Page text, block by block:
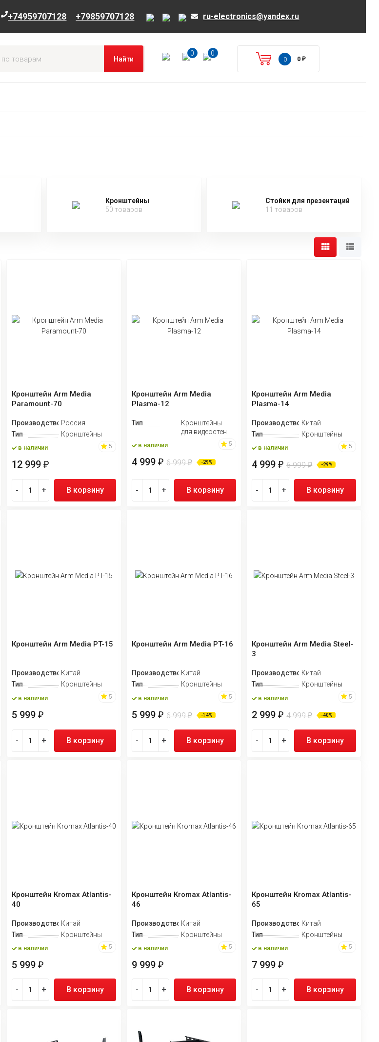
+74959707128 +79859707128 ru-electronics@yandex.ru
Найти
0 0
0 0₽
Кронштейны
50 товаров
Стойки для презентаций
11 товаров
Кронштейн Arm Media
Paramount-70
Производство Россия
Тип
Кронштейны
в наличии 5
12 999 ₽
- + В корзину
Кронштейн Arm Media
Plasma-12
Тип
Кронштейны
для видеостен
в наличии 5
4 999₽ 6 999₽ -29%
- + В корзину
Кронштейн Arm Media
Plasma-14
Производство Китай
Тип
Кронштейны
в наличии 5
4 999₽ 6 999₽ -29%
- + В корзину
Кронштейн Arm Media PT-15
Производство Китай
Тип
Кронштейны
в наличии 5
5 999 ₽
- + В корзину
Кронштейн Arm Media PT-16
Производство Китай
Тип
Кронштейны
в наличии 5
5 999₽ 6 999₽ -14%
- + В корзину
Кронштейн Arm Media Steel-
3
Производство Китай
Тип
Кронштейны
в наличии 5
2 999₽ 4 999₽ -40%
- + В корзину
Кронштейн Kromax Atlantis-
40
Производство Китай
Тип
Кронштейны
в наличии 5
5 999 ₽
- + В корзину
Кронштейн Kromax Atlantis-
46
Производство Китай
Тип
Кронштейны
в наличии 5
9 999₽
- + В корзину
Кронштейн Kromax Atlantis-
65
Производство Китай
Тип
Кронштейны
в наличии 5
7 999₽
- + В корзину